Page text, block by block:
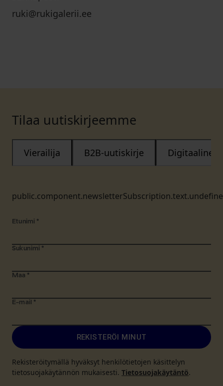
ruki@rukigalerii.ee
Tilaa uutiskirjeemme
Vierailija B2B-uutiskirje Digitaalinen
Etunimi *
Sukunimi *
Maa *
E-mail *
REKISTERÖI MINUT
Rekisteröitymällä hyväksyt henkilötietojen käsittelyn
tietosuojakäytännön mukaisesti. Tietosuojakäytäntö.